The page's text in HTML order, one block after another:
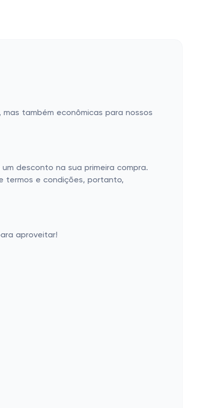
também econômicas para nossos
desconto na sua primeira compra.
termos e condições, portanto,
aproveitar!